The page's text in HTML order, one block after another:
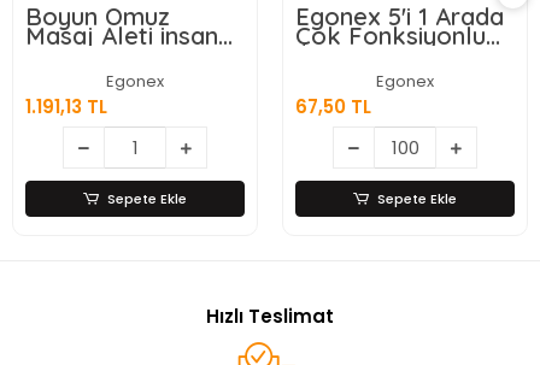
Boyun Omuz
Masaj Aleti insan
Eli Görünümlü Kas
Masaj Aleti
Egonex
1.191,13 TL
Sepete Ekle
Egonex 5'i 1 Arada
Çok Fonksiyonlu
Meyve Sebze
Soyacağı, Jülyen
Dilimleyici ve Şişe
Açacağı – Ahşap
Saplı Paslanmaz
Çelik
Egonex
67,50 TL
Sepete Ekle
Hızlı Teslimat